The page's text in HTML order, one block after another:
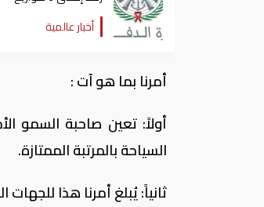
باليستية باتجاه الرياض
أخبار عالمية
أمرنا بما هو آت :
أولاً: تعين صاحبة السمو
السياحة بالمرتبة الممتازة.
ثانياً: يُبلغ أمرنا هذا